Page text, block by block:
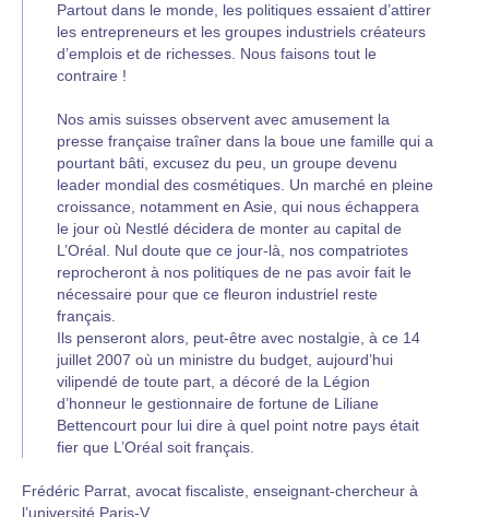
Partout dans le monde, les politiques essaient d’attirer
les entrepreneurs et les groupes industriels créateurs
d’emplois et de richesses. Nous faisons tout le
contraire !
Nos amis suisses observent avec amusement la
presse française traîner dans la boue une famille qui a
pourtant bâti, excusez du peu, un groupe devenu
leader mondial des cosmétiques. Un marché en pleine
croissance, notamment en Asie, qui nous échappera
le jour où Nestlé décidera de monter au capital de
L’Oréal. Nul doute que ce jour-là, nos compatriotes
reprocheront à nos politiques de ne pas avoir fait le
nécessaire pour que ce fleuron industriel reste
français.
Ils penseront alors, peut-être avec nostalgie, à ce 14
juillet 2007 où un ministre du budget, aujourd’hui
vilipendé de toute part, a décoré de la Légion
d’honneur le gestionnaire de fortune de Liliane
Bettencourt pour lui dire à quel point notre pays était
fier que L’Oréal soit français.
Frédéric Parrat, avocat fiscaliste, enseignant-chercheur à
l’université Paris-V